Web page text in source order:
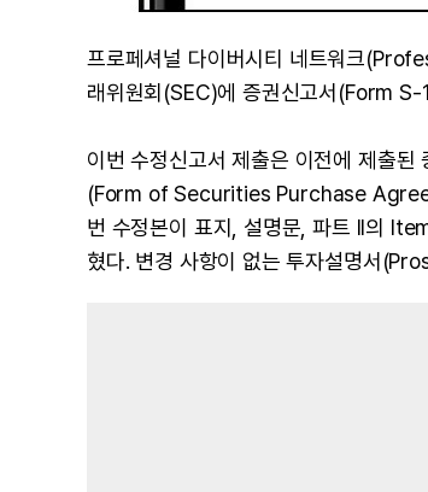
프로페셔널 다이버시티 네트워크
래위원회(SEC)에 증권신고서(Form
이번 수정신고서 제출은 이전에 제출
(Form of Securities Purchase
번 수정본이 표지, 설명문, 파트 II의
혔다. 변경 사항이 없는 투자설명서